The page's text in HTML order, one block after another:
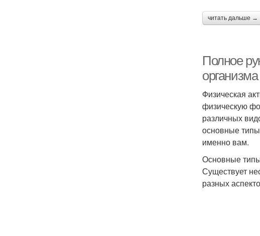
читать дальше →
Полное
организма
Физическая
физическую
различных
основные
именно вам.
Основные
Существует
разных